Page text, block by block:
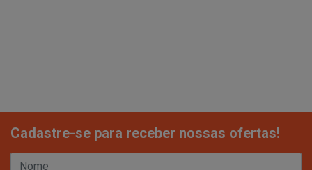
Cadastre-se para receber nossas ofertas!